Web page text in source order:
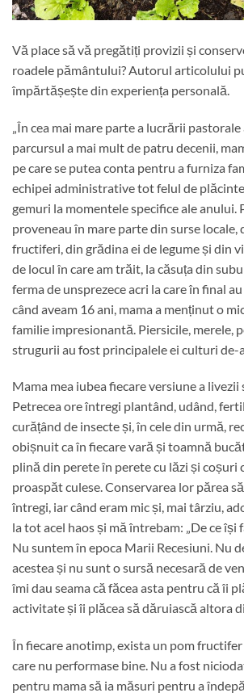
Vă place să vă pregătiți provizii și
roadele pământului? Autorul articolului
împărtășește din experiența personală.
„În cea mai mare parte a lucrării
parcursul a mai mult de patru decenii,
pe care se putea conta pentru a furniza
echipei administrative tot felul de
gemuri la momentele specifice ale anului.
proveneau în mare parte din surse
fructiferi, din grădina ei de legume și din
de locul în care am trăit, la căsuța din
ferma de unsprezece acri la care în final
când aveam 16 ani, mama a menținut o
familie impresionantă. Piersicile, merele,
strugurii au fost principalele ei culturi de-
Mama mea iubea fiecare versiune a livezii
Petrecea ore întregi plantând, udând,
curățând de insecte și, în cele din urmă,
obișnuit ca în fiecare vară și toamnă
plină din perete în perete cu lăzi și coșuri
proaspăt culese. Conservarea lor părea
întregi, iar când eram mic și, mai târziu,
la tot acel haos și mă întrebam: „De ce își
Nu suntem în epoca Marii Recesiuni. Nu
acestea și nu sunt o sursă necesară de
îmi dau seama că făcea asta pentru că îi
activitate și îi plăcea să dăruiască altora
În fiecare anotimp, exista un pom fructifer
care nu performase bine. Nu a fost
pentru mama să ia măsuri pentru a